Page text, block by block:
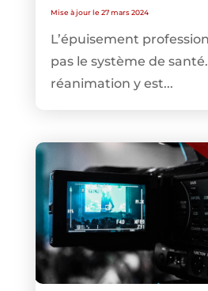
Mise à jour le 27 mars 2024
L’épuisement
pas le système de
réanimation y est...